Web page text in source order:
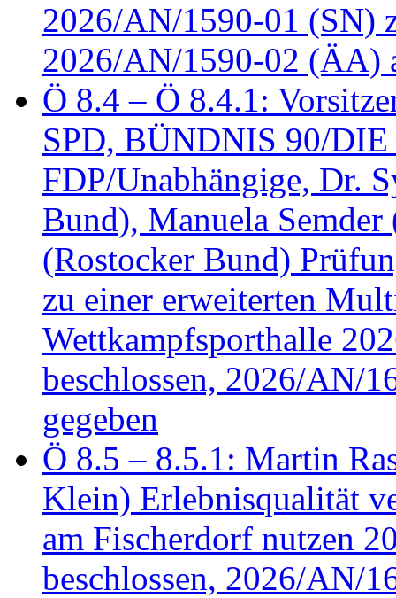
2026/AN/1590-01 (SN)
2026/AN/1590-02 (ÄA)
Ö 8.4 – Ö 8.4.1:
SPD, BÜNDNIS 90/
FDP/Unabhängige, Dr.
Bund), Manuela
(Rostocker Bund)
zu einer erweiterten
Wettkampfsporthalle
beschlossen, 2026/AN/
gegeben
Ö 8.5 – 8.5.1: Martin
Klein) Erlebnisqualität
am Fischerdorf nutzen
beschlossen, 2026/AN/